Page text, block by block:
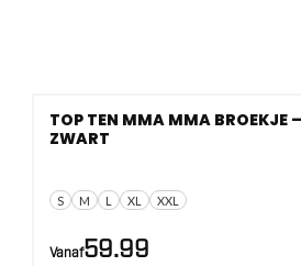
S M L XL XXL
TOP TEN MMA MMA BROEKJE
ZWART
Vanaf59.99